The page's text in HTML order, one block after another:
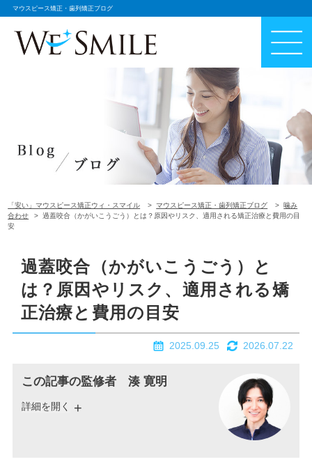
マウスピース矯正・歯列矯正ブログ
「安い」マウスピース矯正ウィ・スマイル マウスピース矯正・歯列矯正ブログ
噛み
合わせ
過蓋咬合（かがいこうごう）とは？原因やリスク、適用される矯正治療と費用の目
安
過蓋咬合（かがいこうごう）と
は？原因やリスク、適用される矯
正治療と費用の目安
2025.09.25 2026.07.22
この記事の監修者 湊 寛明
詳細を開く